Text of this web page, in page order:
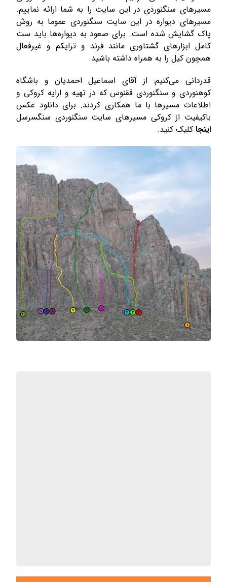
مسیرهای سنگنوردی در این سایت را به شما ارائه نماییم.
مسیرهای دیواره در این سایت سنگنوردی عموما به روش
پاک گشایش شده است. برای صعود به دیواره‌ها باید ست
کامل ابزارهای گشتاوری مانند فرند و ترایکم و غیرفعال
همچون کیل را به همراه داشته باشید.
قدردانی می‌کنیم: از آقای اسماعیل احمدیان و باشگاه
کوهنوردی و سنگنوردی ققنوس که در تهیه و ارایه کروکی و
اطلاعات مسیرها با ما همکاری کردند. برای دانلود عکس
باکیفیت از کروکی مسیرهای سایت سنگنوردی سنگسرسل
اینجا کلیک کنید.